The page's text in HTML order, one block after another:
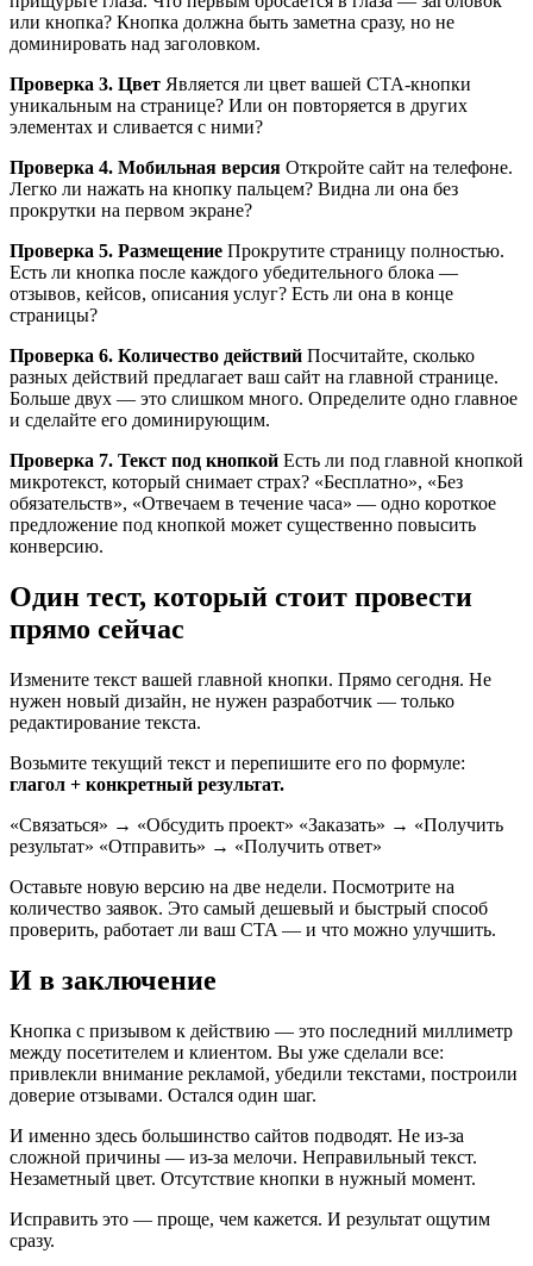
или кнопка? Кнопка должна быть заметна сразу, но не
доминировать над заголовком.
Проверка 3. Цвет Является ли цвет вашей CTA-кнопки
уникальным на странице? Или он повторяется в других
элементах и сливается с ними?
Проверка 4. Мобильная версия Откройте сайт на телефоне.
Легко ли нажать на кнопку пальцем? Видна ли она без
прокрутки на первом экране?
Проверка 5. Размещение Прокрутите страницу полностью.
Есть ли кнопка после каждого убедительного блока —
отзывов, кейсов, описания услуг? Есть ли она в конце
страницы?
Проверка 6. Количество действий Посчитайте, сколько
разных действий предлагает ваш сайт на главной странице.
Больше двух — это слишком много. Определите одно главное
и сделайте его доминирующим.
Проверка 7. Текст под кнопкой Есть ли под главной кнопкой
микротекст, который снимает страх? «Бесплатно», «Без
обязательств», «Отвечаем в течение часа» — одно короткое
предложение под кнопкой может существенно повысить
конверсию.
Один тест, который стоит провести
прямо сейчас
Измените текст вашей главной кнопки. Прямо сегодня. Не
нужен новый дизайн, не нужен разработчик — только
редактирование текста.
Возьмите текущий текст и перепишите его по формуле:
глагол + конкретный результат.
«Связаться» → «Обсудить проект» «Заказать» → «Получить
результат» «Отправить» → «Получить ответ»
Оставьте новую версию на две недели. Посмотрите на
количество заявок. Это самый дешевый и быстрый способ
проверить, работает ли ваш CTA — и что можно улучшить.
И в заключение
Кнопка с призывом к действию — это последний миллиметр
между посетителем и клиентом. Вы уже сделали все:
привлекли внимание рекламой, убедили текстами, построили
доверие отзывами. Остался один шаг.
И именно здесь большинство сайтов подводят. Не из-за
сложной причины — из-за мелочи. Неправильный текст.
Незаметный цвет. Отсутствие кнопки в нужный момент.
Исправить это — проще, чем кажется. И результат ощутим
сразу.